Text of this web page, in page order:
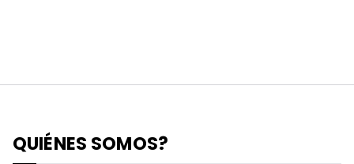
QUIÉNES SOMOS?